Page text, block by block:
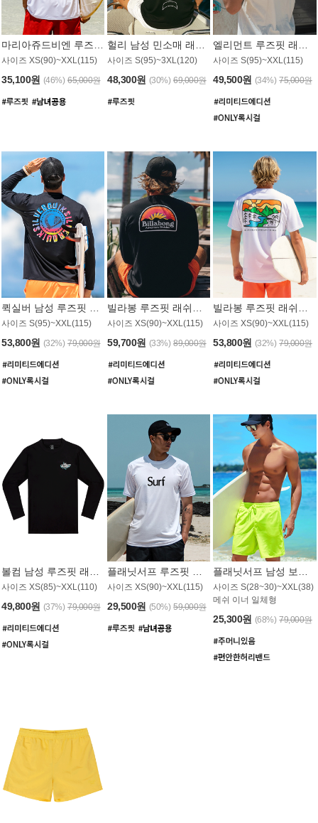
사이즈 XS(90)~XXL(115)
35,100원 (46%) 65,000원
사이즈 S(95)~3XL(120)
48,300원 (30%) 69,000원
사이즈 S(95)~XXL(115)
49,500원 (34%) 75,000원
사이즈 S(95)~XXL(115)
53,800원 (32%) 79,000원
사이즈 XS(90)~XXL(115)
59,700원 (33%) 89,000원
사이즈 XS(90)~XXL(115)
53,800원 (32%) 79,000원
사이즈 XS(85)~XXL(110)
49,800원 (37%) 79,000원
사이즈 XS(90)~XXL(115)
29,500원 (50%) 59,000원
사이즈 S(28~30)~XXL(38)
메쉬 이너 일체형
25,300원 (68%) 79,000원